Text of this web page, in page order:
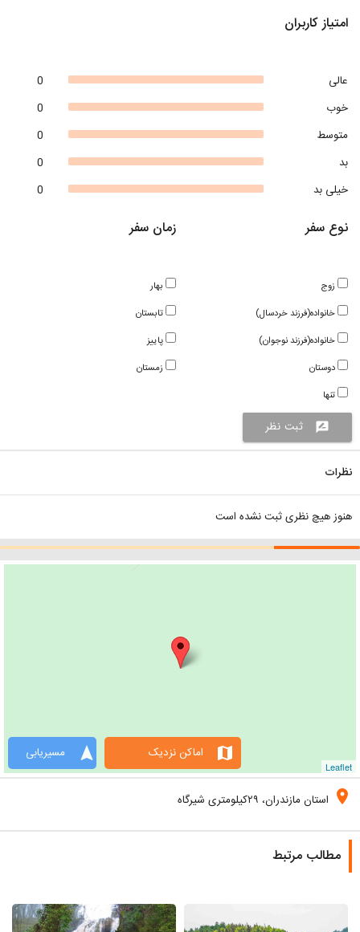
امتیاز کاربران
0
عالی
0
خوب
0
متوسط
0
بد
0
خیلی بد
زمان سفر
بهار
تابستان
پاییز
زمستان
نوع سفر
زوج
خانواده(فرزند خردسال)
خانواده(فرزند نوجوان)
دوستان
تنها
rate_review ثبت نظر
نظرات
هنوز هیچ نظری ثبت نشده است
Leaflet
navigation مسیریابی map اماکن نزدیک
location_on استان مازندران، ۲۹کیلومتری شیرگاه
مطالب مرتبط